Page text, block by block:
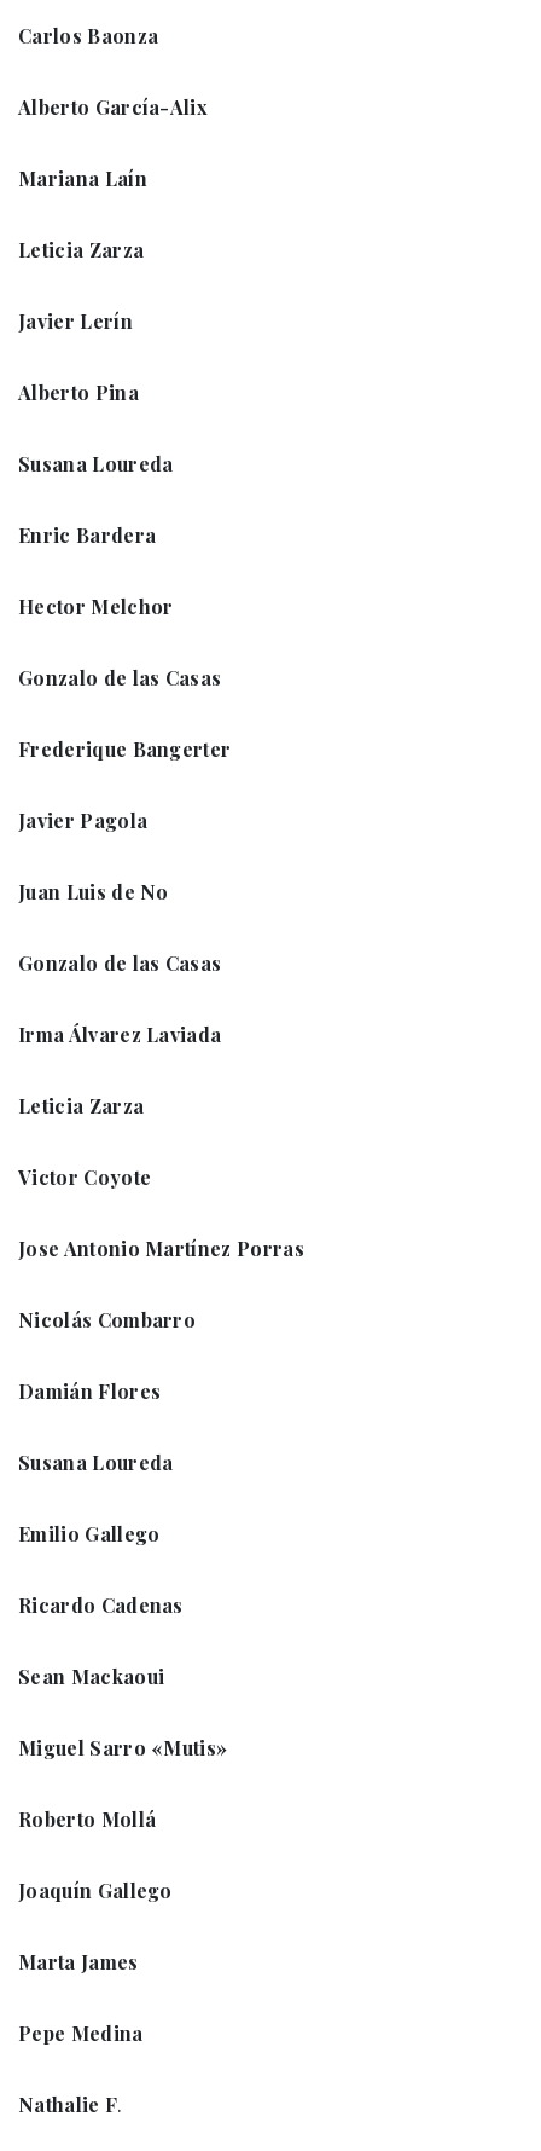
Carlos Baonza
Alberto García-Alix
Mariana Laín
Leticia Zarza
Javier Lerín
Alberto Pina
Susana Loureda
Enric Bardera
Hector Melchor
Gonzalo de las Casas
Frederique Bangerter
Javier Pagola
Juan Luis de No
Gonzalo de las Casas
Irma Álvarez Laviada
Leticia Zarza
Victor Coyote
Jose Antonio Martínez Porras
Nicolás Combarro
Damián Flores
Susana Loureda
Emilio Gallego
Ricardo Cadenas
Sean Mackaoui
Miguel Sarro «Mutis»
Roberto Mollá
Joaquín Gallego
Marta James
Pepe Medina
Nathalie F.